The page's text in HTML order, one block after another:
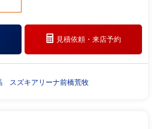
見積依頼・来店予約
スズキアリーナ前橋荒牧